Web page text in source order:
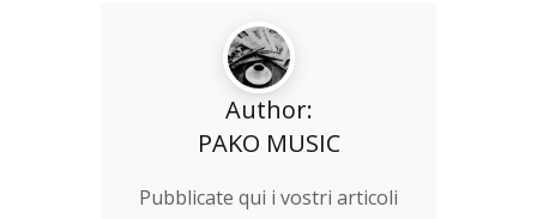
Author:
PAKO MUSIC
Pubblicate qui i vostri articoli